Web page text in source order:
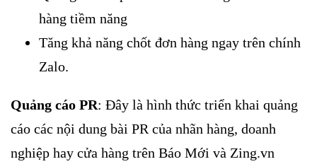
hàng tiềm năng
Tăng khả năng chốt đơn hàng ngay trên chính
Zalo.
Quảng cáo PR: Đây là hình thức triển khai quảng
cáo các nội dung bài PR của nhãn hàng, doanh
nghiệp hay cửa hàng trên Báo Mới và Zing.vn